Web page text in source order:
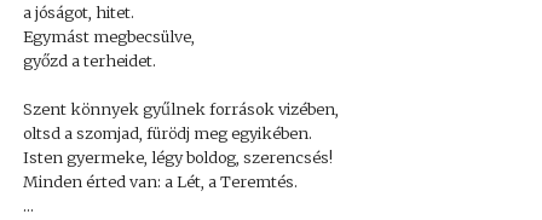
a jóságot, hitet.
Egymást megbecsülve,
győzd a terheidet.
Szent könnyek gyűlnek források vizében,
oltsd a szomjad, fürödj meg egyikében.
Isten gyermeke, légy boldog, szerencsés!
Minden érted van: a Lét, a Teremtés.
...